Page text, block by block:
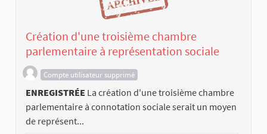
Création d'une troisième chambre
parlementaire à représentation sociale
Compte utilisateur supprimé
ENREGISTRÉE La création d'une troisième chambre
parlementaire à connotation sociale serait un moyen
de représent...